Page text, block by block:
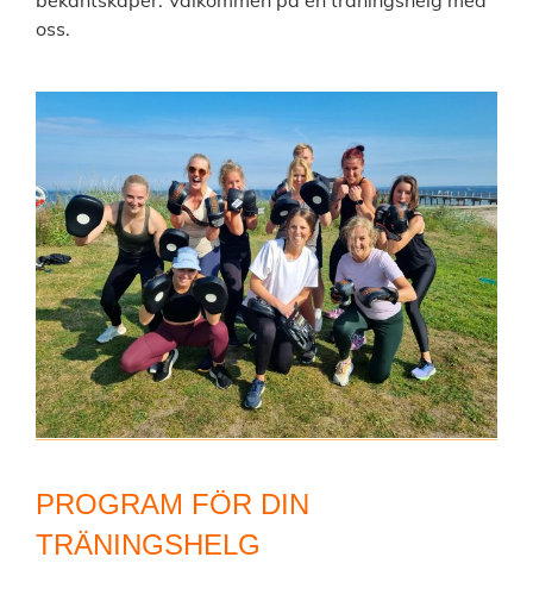
oss.
PROGRAM FÖR DIN
TRÄNINGSHELG